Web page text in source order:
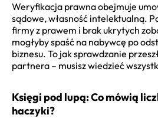
Weryfikacja prawna obejmuje
sądowe, własność intelektualną.
firmy z prawem i brak ukrytych
mogłyby spaść na nabywcę po
biznesu. To jak sprawdzanie
partnera – musisz wiedzieć
Księgi pod lupą: Co mówią
haczyki?